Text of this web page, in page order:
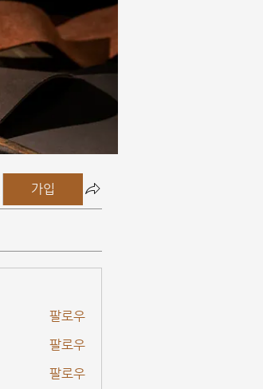
가입
팔로우
팔로우
팔로우